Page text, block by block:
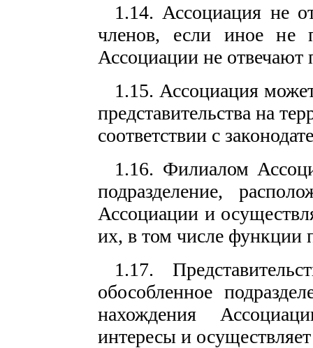
1.14. Ассоциация не
членов, если иное не
Ассоциации не отвечают
1.15. Ассоциация
представительства на
соответствии с
1.16. Филиалом
подразделение,
Ассоциации и
их, в том числе функции
1.17.
обособленное
нахождения
интересы и